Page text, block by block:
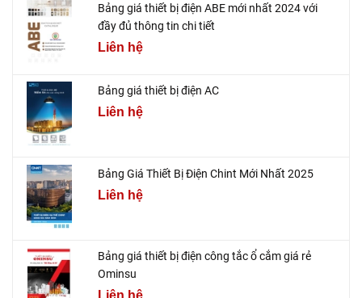
Bảng giá thiết bị điện ABE mới nhất 2024 với
đầy đủ thông tin chi tiết
Liên hệ
Bảng giá thiết bị điện AC
Liên hệ
Bảng Giá Thiết Bị Điện Chint Mới Nhất 2025
Liên hệ
Bảng giá thiết bị điện công tắc ổ cắm giá rẻ
Ominsu